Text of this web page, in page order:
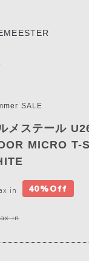
SALE
メステール
MICRO T-
in 40%Off
in